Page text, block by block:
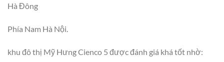
Hà Đông
Phía Nam Hà Nội.
khu đô thị Mỹ Hưng Cienco 5 được đánh giá khá tốt nhờ: